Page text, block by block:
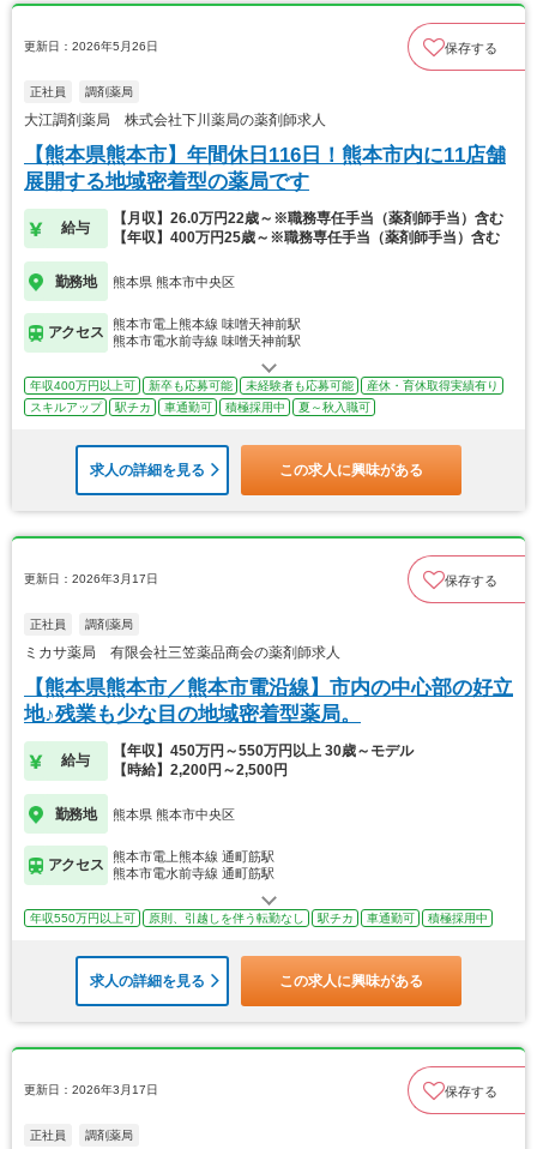
更新日：2026年5月26日 保存する
正社員 調剤薬局
大江調剤薬局 株式会社下川薬局の薬剤師求人
【熊本県熊本市】年間休日116日！熊本市内に11店舗
展開する地域密着型の薬局です
給与
【月収】26.0万円22歳～※職務専任手当（薬剤師手当）含む
【年収】400万円25歳～※職務専任手当（薬剤師手当）含む
勤務地 熊本県 熊本市中央区
アクセス
熊本市電上熊本線 味噌天神前駅
熊本市電水前寺線 味噌天神前駅
年収400万円以上可 新卒も応募可能 未経験者も応募可能
産休・育休取得実績有り
スキルアップ
駅チカ 車通勤可 積極採用中 夏～秋入職可
求人の詳細を見る この求人に興味がある
更新日：2026年3月17日 保存する
正社員 調剤薬局
ミカサ薬局 有限会社三笠薬品商会の薬剤師求人
【熊本県熊本市／熊本市電沿線】市内の中心部の好立
地♪残業も少な目の地域密着型薬局。
給与
【年収】450万円～550万円以上 30歳～モデル
【時給】2,200円～2,500円
勤務地 熊本県 熊本市中央区
アクセス
熊本市電上熊本線 通町筋駅
熊本市電水前寺線 通町筋駅
年収550万円以上可 原則、引越しを伴う転勤なし 駅チカ 車通勤可 積極採用中
求人の詳細を見る この求人に興味がある
更新日：2026年3月17日 保存する
正社員 調剤薬局